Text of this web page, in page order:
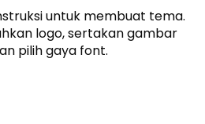
untuk membuat tema.
logo, sertakan gambar
pilih gaya font.